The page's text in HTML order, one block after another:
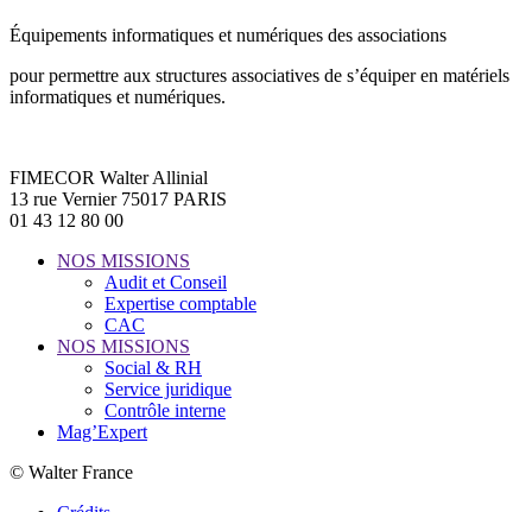
Équipements informatiques et numériques des associations
pour permettre aux structures associatives de s’équiper en matériels
informatiques et numériques.
FIMECOR Walter Allinial
13 rue Vernier 75017 PARIS
01 43 12 80 00
NOS MISSIONS
Audit et Conseil
Expertise comptable
CAC
NOS MISSIONS
Social & RH
Service juridique
Contrôle interne
Mag’Expert
© Walter France